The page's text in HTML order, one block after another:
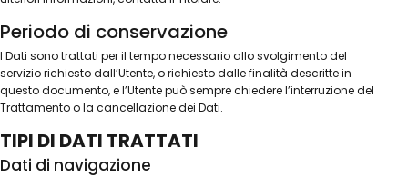
Periodo di conservazione
I Dati sono trattati per il tempo necessario allo svolgimento del
servizio richiesto dall’Utente, o richiesto dalle finalità descritte in
questo documento, e l’Utente può sempre chiedere l’interruzione del
Trattamento o la cancellazione dei Dati.
TIPI DI DATI TRATTATI
Dati di navigazione